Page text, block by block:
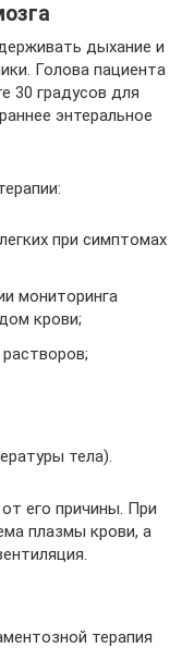
дыхание и
Голова пациента
30 градусов для
энтеральное
при симптомах
мониторинга
крови;
тела).
его причины. При
плазмы крови, а
терапия